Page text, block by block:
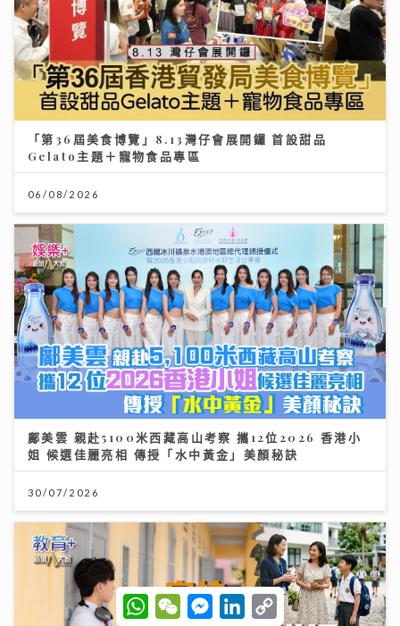
「第36屆美食博覽」8.13灣仔會展開鑼 首設甜品
Gelato主題＋寵物食品專區
06/08/2026
鄺美雲 親赴5100米西藏高山考察 攜12位2026 香港小
姐 候選佳麗亮相 傳授「水中黃金」美顏秘訣
30/07/2026
W
h
W
e
M
e
L
C